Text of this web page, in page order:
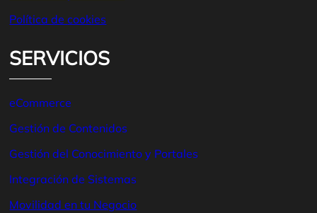
Política decookies
SERVICIOS
eCommerce
Gestión de Contenidos
Gestión del Conocimiento y Portales
Integración de Sistemas
Movilidad en tu Negocio